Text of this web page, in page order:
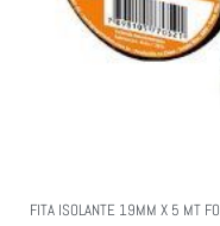
FITA ISOLANTE 19MM X 5 MT